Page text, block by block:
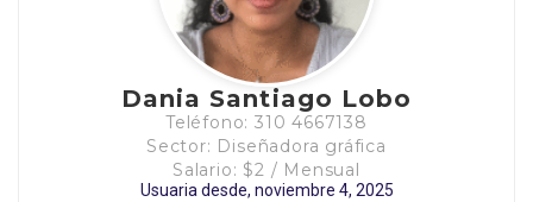
Dania Santiago Lobo
Teléfono: 310 4667138
Sector: Diseñadora gráfica
Salario: $2 / Mensual
Usuaria desde, noviembre 4, 2025